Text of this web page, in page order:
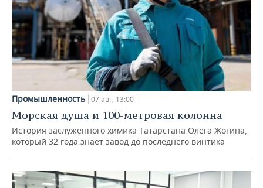
Промышленность 07 авг, 13:00
Морская душа и 100-метровая колонна
История заслуженного химика Татарстана Олега Жогина,
который 32 года знает завод до последнего винтика